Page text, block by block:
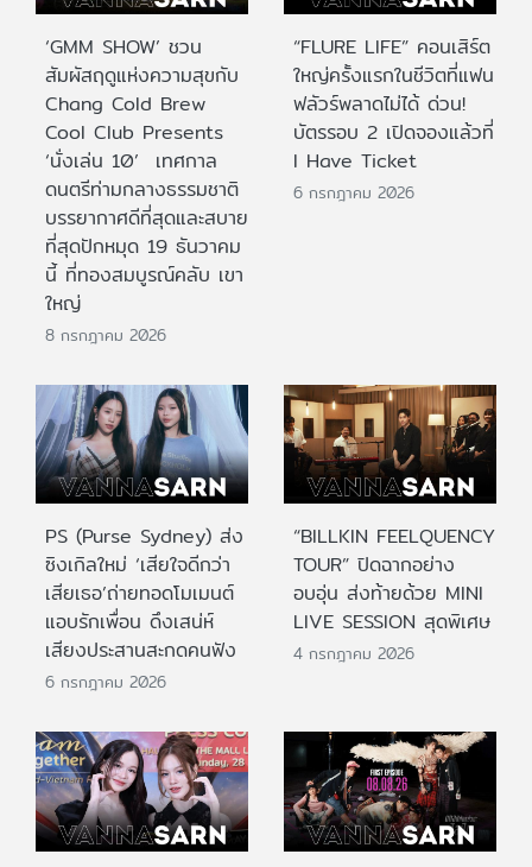
‘GMM SHOW’ ชวน
สัมผัสฤดูแห่งความสุขกับ
Chang Cold Brew
Cool Club Presents
‘นั่งเล่น 10’ เทศกาล
ดนตรีท่ามกลางธรรมชาติ
บรรยากาศดีที่สุดและสบาย
ที่สุดปักหมุด 19 ธันวาคม
นี้ ที่ทองสมบูรณ์คลับ เขา
ใหญ่
8 กรกฎาคม 2026
“FLURE LIFE” คอนเสิร์ต
ใหญ่ครั้งแรกในชีวิตที่แฟน
ฟลัวร์พลาดไม่ได้ ด่วน!
บัตรรอบ 2 เปิดจองแล้วที่
I Have Ticket
6 กรกฎาคม 2026
PS (Purse Sydney) ส่ง
ซิงเกิลใหม่ ‘เสียใจดีกว่า
เสียเธอ’ถ่ายทอดโมเมนต์
แอบรักเพื่อน ดึงเสน่ห์
เสียงประสานสะกดคนฟัง
6 กรกฎาคม 2026
“BILLKIN FEELQUENCY
TOUR” ปิดฉากอย่าง
อบอุ่น ส่งท้ายด้วย MINI
LIVE SESSION สุดพิเศษ
4 กรกฎาคม 2026